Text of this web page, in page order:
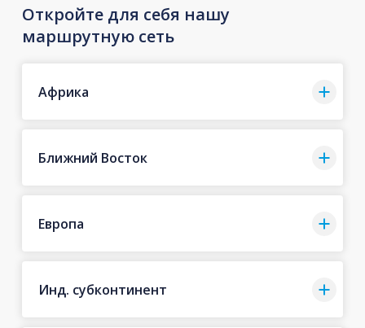
Откройте для себя нашу
маршрутную сеть
Африка
Ближний Восток
Европа
Инд. субконтинент